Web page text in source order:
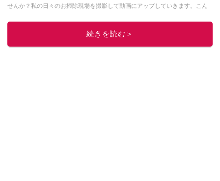
せんか？私の日々のお掃除現場を撮影して動画にアップしていきます。こん
チラ！
続きを読む＞